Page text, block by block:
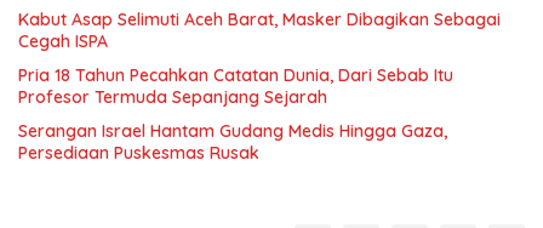
Kabut Asap Selimuti Aceh Barat, Masker Dibagikan Sebagai
Cegah ISPA
Pria 18 Tahun Pecahkan Catatan Dunia, Dari Sebab Itu
Profesor Termuda Sepanjang Sejarah
Serangan Israel Hantam Gudang Medis Hingga Gaza,
Persediaan Puskesmas Rusak